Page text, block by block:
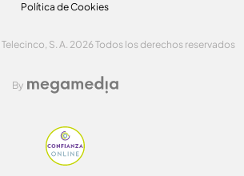
Política de Cookies
S. A. 2026 Todos los derechos reservados
By